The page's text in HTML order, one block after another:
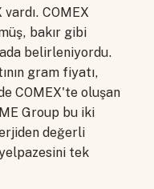
COMEX
bakır gibi
belirleniyordu.
gram fiyatı,
COMEX'te oluşan
Group bu iki
değerli
tek